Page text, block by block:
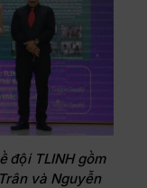
đội TLINH gồm
và Nguyễn